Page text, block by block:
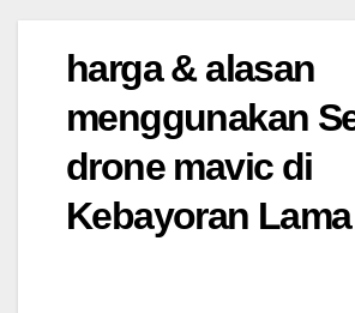
harga & alasan
menggunakan
drone mavic di
Kebayoran Lama